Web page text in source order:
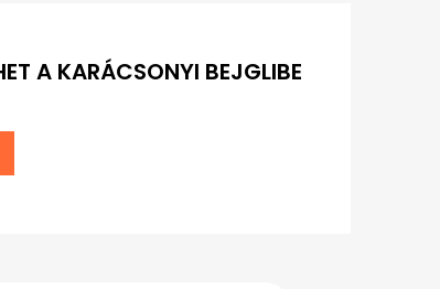
A KARÁCSONYI BEJGLIBE